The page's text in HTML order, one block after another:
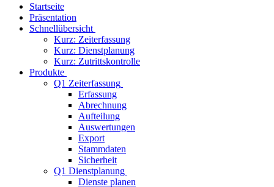
Startseite
Präsentation
Schnellübersicht
Kurz: Zeiterfassung
Kurz: Dienstplanung
Kurz: Zutrittskontrolle
Produkte
Q1 Zeiterfassung
Erfassung
Abrechnung
Aufteilung
Auswertungen
Export
Stammdaten
Sicherheit
Q1 Dienstplanung
Dienste planen